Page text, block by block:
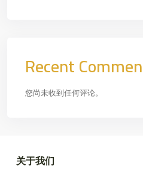
Recent
您尚未收到任何评论。
关于我们